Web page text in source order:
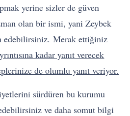
yerine sizler de güven
olan bir ismi, yani Zeybek
edebilirsiniz.Merak ettiğiniz
kadar yanıt verecek
de olumlu yanıt veriyor.
sürdüren bu kurumu
ve daha somut bilgi